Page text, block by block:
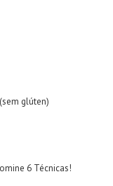
glúten)
6 Técnicas!